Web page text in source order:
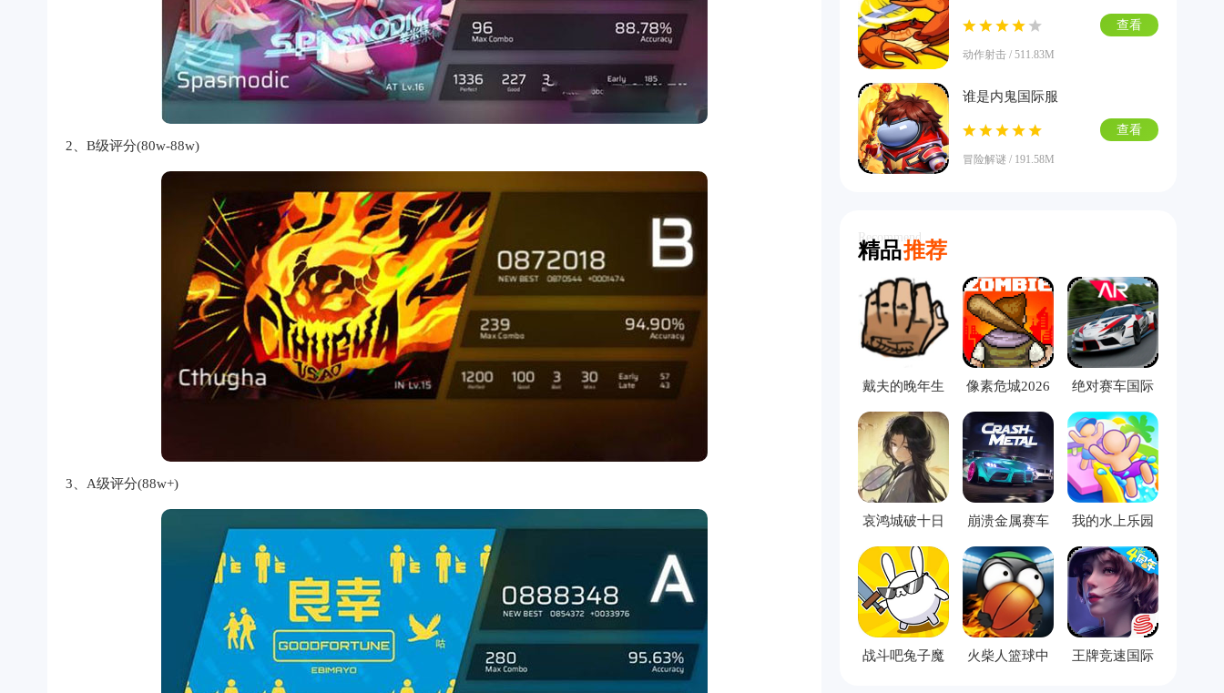
2、B级评分(80w-88w)
3、A级评分(88w+)
动作射击 / 511.83M
查看
谁是内鬼国际服
冒险解谜 / 191.58M
查看
精品推荐
Recommend
戴夫的晚年生
活手机版
像素危城2026
绝对赛车国际
服
哀鸿城破十日
记完整版
崩溃金属赛车
中文版
我的水上乐园
模拟器
战斗吧兔子魔
火柴人篮球中
王牌竞速国际